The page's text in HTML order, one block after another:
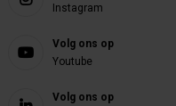
Instagram
Volg ons op
Youtube
Volg ons op